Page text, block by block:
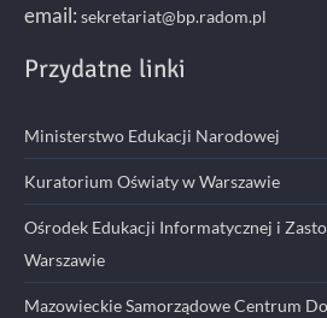
email: sekretariat@bp.radom.pl
Przydatne linki
Ministerstwo Edukacji Narodowej
Kuratorium Oświaty w Warszawie
Ośrodek Edukacji Informatycznej i
Warszawie
Mazowieckie Samorządowe Centrum